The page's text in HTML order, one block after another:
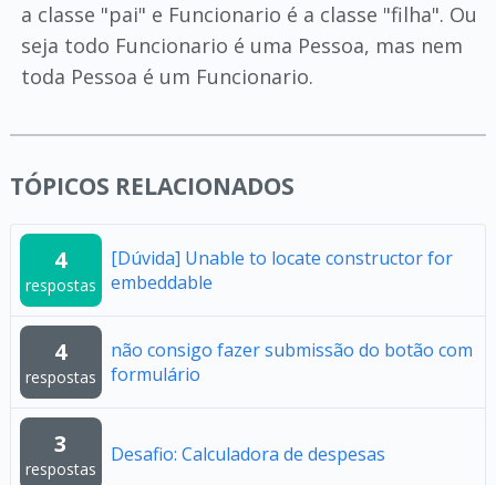
a classe "pai" e Funcionario é a classe "filha". Ou
seja todo Funcionario é uma Pessoa, mas nem
toda Pessoa é um Funcionario.
TÓPICOS RELACIONADOS
4
respostas
[Dúvida] Unable to locate constructor for
embeddable
4
respostas
não consigo fazer submissão do botão com
formulário
3
respostas
Desafio: Calculadora de despesas